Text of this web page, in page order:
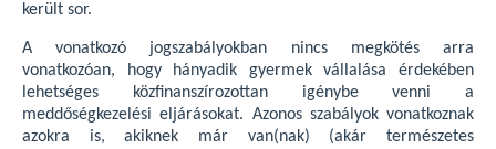
került sor.
A vonatkozó jogszabályokban nincs megkötés arra
vonatkozóan, hogy hányadik gyermek vállalása érdekében
lehetséges közfinanszírozottan igénybe venni a
meddőségkezelési eljárásokat. Azonos szabályok vonatkoznak
azokra is, akiknek már van(nak) (akár természetes